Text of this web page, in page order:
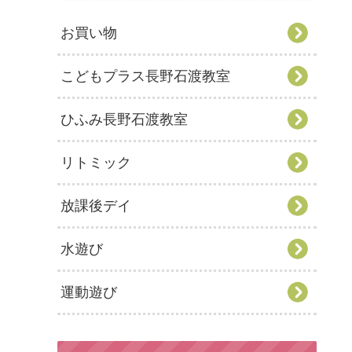
お買い物
こどもプラス長野石渡教室
ひふみ長野石渡教室
リトミック
放課後デイ
水遊び
運動遊び